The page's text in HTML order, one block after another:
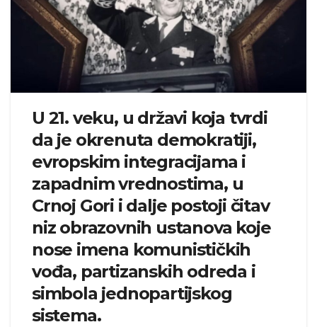
U 21. veku, u državi koja tvrdi
da je okrenuta demokratiji,
evropskim integracijama i
zapadnim vrednostima, u
Crnoj Gori i dalje postoji čitav
niz obrazovnih ustanova koje
nose imena komunističkih
vođa, partizanskih odreda i
simbola jednopartijskog
sistema.